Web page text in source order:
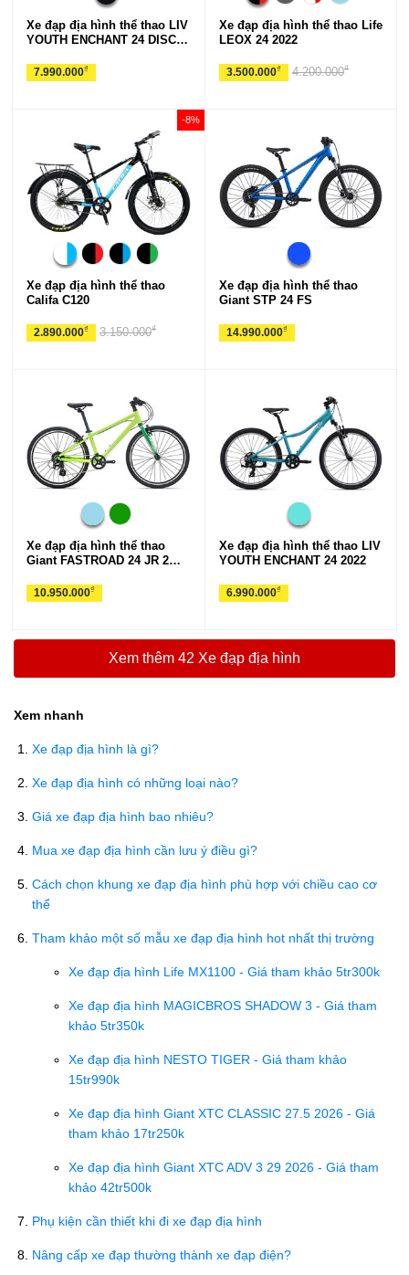
Xe đạp địa hình thể thao LIV
YOUTH ENCHANT 24 DISC
7.990.000₫
Xe đạp địa hình thể thao Life
LEOX 24 2022
3.500.000₫ 4.200.000₫
Xe đạp địa hình thể thao
Califa C120
2.890.000₫
-8%
3.150.000₫
Xe đạp địa hình thể thao
Giant STP 24 FS
14.990.000₫
Xe đạp địa hình thể thao
Giant FASTROAD 24 JR 2
10.950.000₫
Xe đạp địa hình thể thao LIV
YOUTH ENCHANT 24 2022
6.990.000₫
Xem thêm 42 Xe đạp địa hình
Xem nhanh
Xe đạp địa hình là gì?
Xe đạp địa hình có những loại nào?
Giá xe đạp địa hình bao nhiêu?
Mua xe đạp địa hình cần lưu ý điều gì?
Cách chọn khung xe đạp địa hình phù hợp với chiều cao cơ
thể
Tham khảo một số mẫu xe đạp địa hình hot nhất thị trường
Xe đạp địa hình Life MX1100 - Giá tham khảo 5tr300k
Xe đạp địa hình MAGICBROS SHADOW 3 - Giá tham
khảo 5tr350k
Xe đạp địa hình NESTO TIGER - Giá tham khảo
15tr990k
Xe đạp địa hình Giant XTC CLASSIC 27.5 2026 - Giá
tham khảo 17tr250k
Xe đạp địa hình Giant XTC ADV 3 29 2026 - Giá tham
khảo 42tr500k
Phụ kiện cần thiết khi đi xe đạp địa hình
Nâng cấp xe đạp thường thành xe đạp điện?